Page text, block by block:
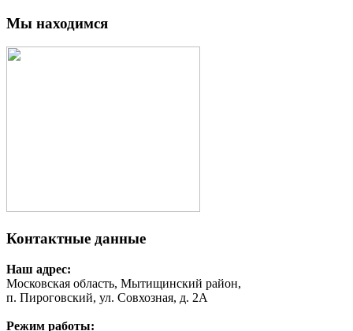
Мы находимся
Контактные данные
Наш адрес:
Московская область, Мытищинский район,
п. Пироговский, ул. Совхозная, д. 2А
Режим работы: